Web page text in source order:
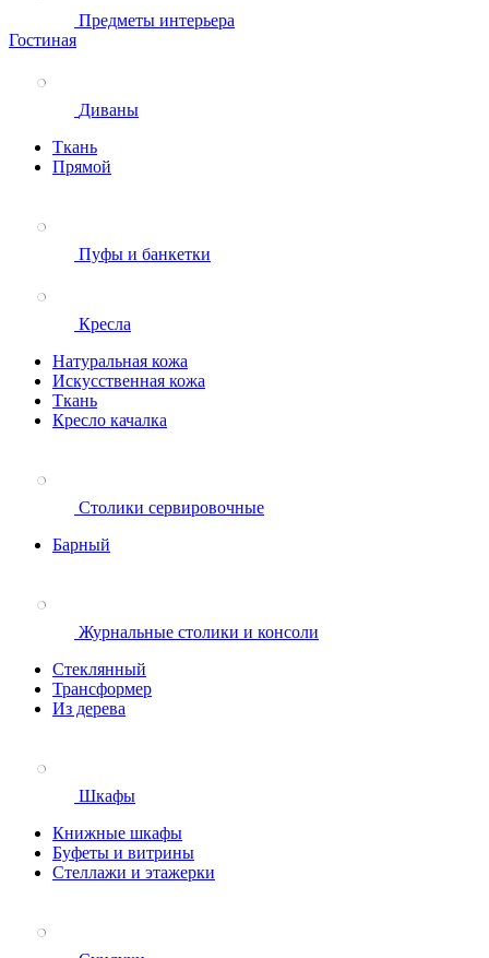
Предметы интерьера
Гостиная
Диваны
Ткань
Прямой
Пуфы и банкетки
Кресла
Натуральная кожа
Искусственная кожа
Ткань
Кресло качалка
Столики сервировочные
Барный
Журнальные столики и консоли
Стеклянный
Трансформер
Из дерева
Шкафы
Книжные шкафы
Буфеты и витрины
Стеллажи и этажерки